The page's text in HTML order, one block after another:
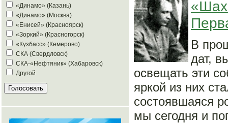
«Динамо» (Казань)
«Динамо» (Москва)
«Енисей» (Красноярск)
«Зоркий» (Красногорск)
«Кузбасс» (Кемерово)
СКА (Свердловск)
СКА-«Нефтяник» (Хабаровск)
Другой
В
дат,
освещать эти
яркой из них
состоявшаяся
мы сегодня и